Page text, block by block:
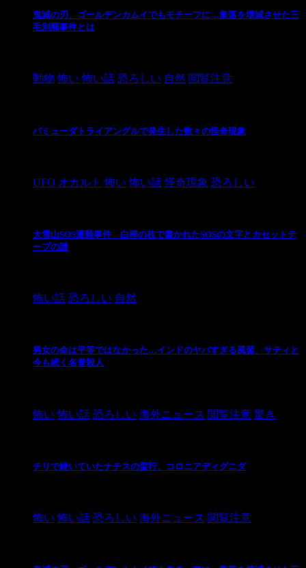
鬼滅の刃、ゴールデンカムイでもモチーフに…集落を壊滅させた三
毛別羆事件とは
動物 怖い 怖い話 恐ろしい 自然 閲覧注意
バミューダトライアングルで発生した数々の怪奇現象
UFO オカルト 怖い 怖い話 怪奇現象 恐ろしい
大雪山SOS遭難事件 白樺の枝で書かれたSOSの文字とカセットテ
ープの謎
怖い話 恐ろしい 自然
男女の命は平等ではなかった…インドのヤバすぎる風習、サティと
今も続く名誉殺人
怖い 怖い話 恐ろしい 海外ニュース 閲覧注意 驚き
チリで続いていたナチスの蛮行、コロニアディグニダ
怖い 怖い話 恐ろしい 海外ニュース 閲覧注意